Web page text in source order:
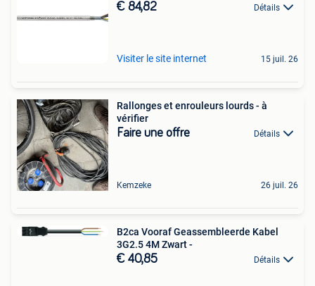
€ 84,82 Détails
Visiter le site internet 15 juil. 26
Rallonges et enrouleurs lourds - à
vérifier
Faire une offre Détails
Kemzeke 26 juil. 26
B2ca Vooraf Geassembleerde Kabel
3G2.5 4M Zwart -
€ 40,85 Détails